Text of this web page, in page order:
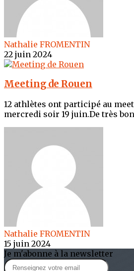
Nathalie FROMENTIN
22 juin 2024
Meeting de Rouen
12 athlètes ont participé au
mercredi soir 19 juin.De très
Nathalie FROMENTIN
15 juin 2024
Je m'abonne à la newsletter